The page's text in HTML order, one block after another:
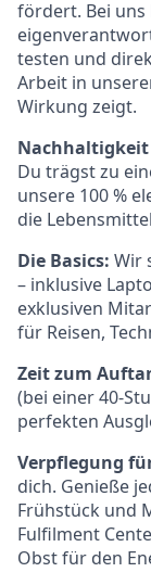
fördert. Bei uns
testen und
Arbeit in
Wirkung zeigt.
Nachhaltigkeit
Du trägst zu
unsere 100 %
die
Die Basics: Wir
– inklusive
exklusiven
für Reisen,
Zeit zum
(bei einer 40-
perfekten
Verpflegung
dich. Genieße
Frühstück und
Fulfilment
Obst für den